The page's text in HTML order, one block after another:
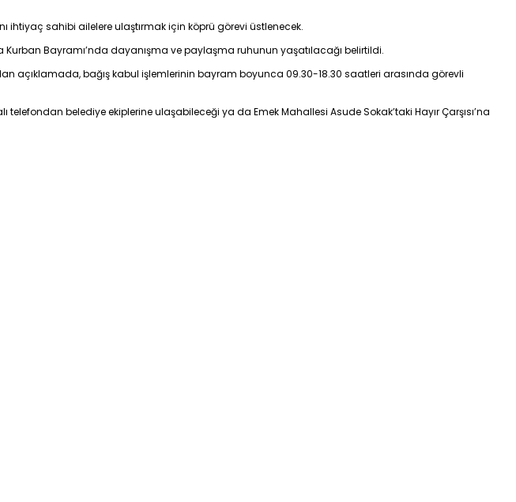
ihtiyaç sahibi ailelere ulaştırmak için köprü görevi üstlenecek.
Kurban Bayramı’nda dayanışma ve paylaşma ruhunun yaşatılacağı belirtildi.
açıklamada, bağış kabul işlemlerinin bayram boyunca 09.30-18.30 saatleri arasında görevli
belediye ekiplerine ulaşabileceği ya da Emek Mahallesi Asude Sokak’taki Hayır Çarşısı’na